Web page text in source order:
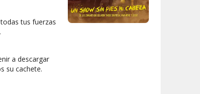
tus fuerzas
a descargar
su cachete.